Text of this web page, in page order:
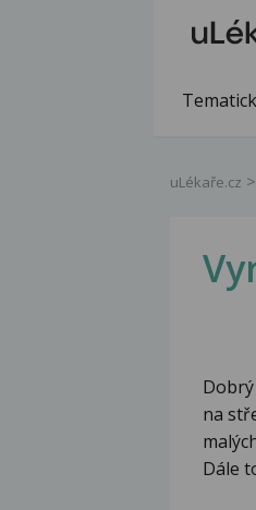
uLékaře.cz
na
Dále